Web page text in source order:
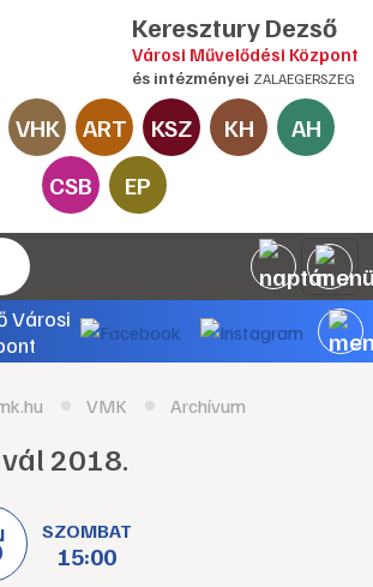
Keresztury Dezső
Városi Művelődési Központ
és intézményei ZALAEGERSZEG
VHK ART KSZ KH
AH
CSB
EP
Városi
VMK Archívum
2018.
SZOMBAT
15:00